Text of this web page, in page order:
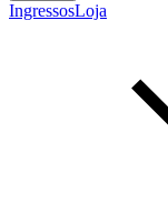
IngressosLoja